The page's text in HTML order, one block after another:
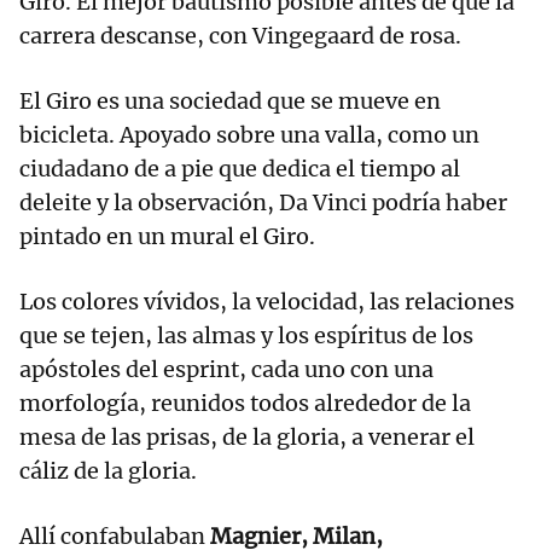
carrera descanse, con Vingegaard de rosa.
El Giro es una sociedad que se mueve en
bicicleta. Apoyado sobre una valla, como un
ciudadano de a pie que dedica el tiempo al
deleite y la observación, Da Vinci podría haber
pintado en un mural el Giro.
Los colores vívidos, la velocidad, las relaciones
que se tejen, las almas y los espíritus de los
apóstoles del esprint, cada uno con una
morfología, reunidos todos alrededor de la
mesa de las prisas, de la gloria, a venerar el
cáliz de la gloria.
Allí confabulabanMagnier, Milan,